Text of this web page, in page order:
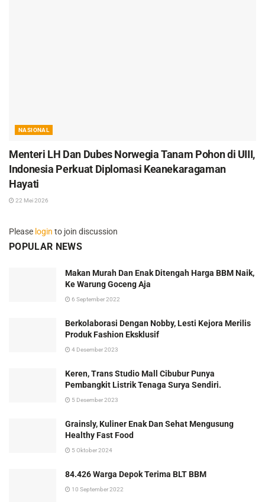
NASIONAL
Menteri LH Dan Dubes Norwegia Tanam Pohon di UIII,
Indonesia Perkuat Diplomasi Keanekaragaman
Hayati
22 Mei 2026
Please login to join discussion
POPULAR NEWS
Makan Murah Dan Enak Ditengah Harga BBM Naik,
Ke Warung Goceng Aja
6 September 2022
Berkolaborasi Dengan Nobby, Lesti Kejora Merilis
Produk Fashion Eksklusif
4 Desember 2023
Keren, Trans Studio Mall Cibubur Punya
Pembangkit Listrik Tenaga Surya Sendiri.
5 Desember 2023
Grainsly, Kuliner Enak Dan Sehat Mengusung
Healthy Fast Food
5 Oktober 2024
84.426 Warga Depok Terima BLT BBM
10 September 2022